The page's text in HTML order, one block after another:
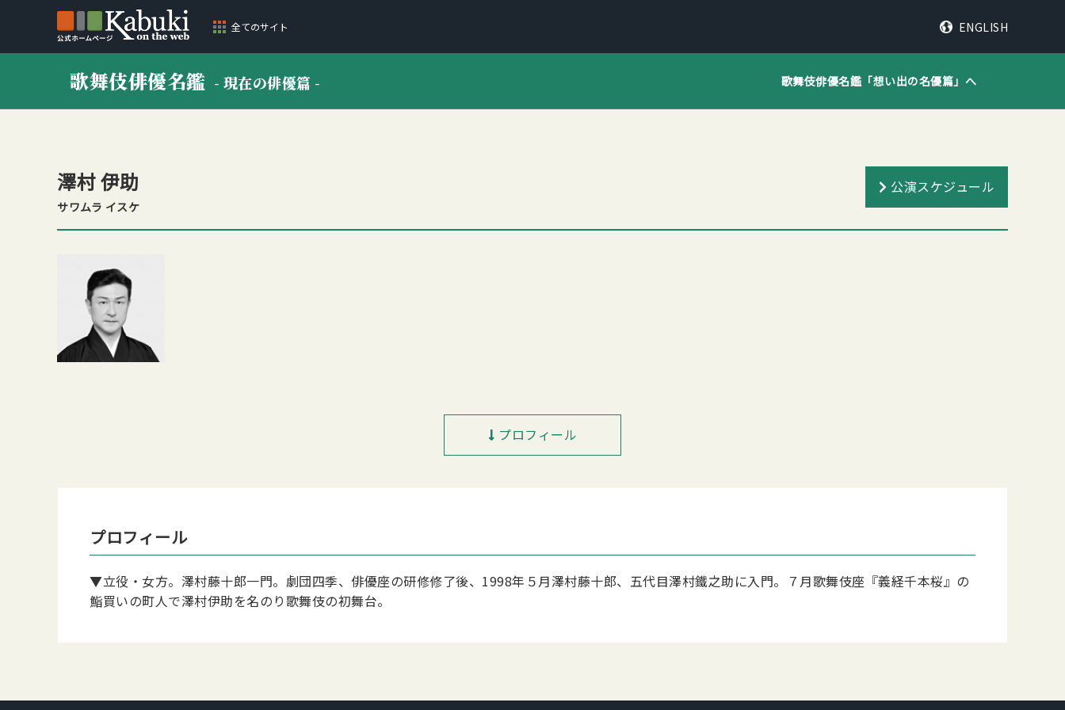
全てのサイト ENGLISH
歌舞伎俳優名鑑 - 現在の俳優篇 - 歌舞伎俳優名鑑「想い出の名優篇」へ
澤村伊助
サワムラ イスケ
公演スケジュール
プロフィール
プロフィール
▼立役・女方。澤村藤十郎一門。劇団四季、俳優座の研修修了後、1998年５月澤村藤十郎、五代目澤村鐵之助に入門。７月歌舞伎座『義経千本桜』の
鮨買いの町人で澤村伊助を名のり歌舞伎の初舞台。